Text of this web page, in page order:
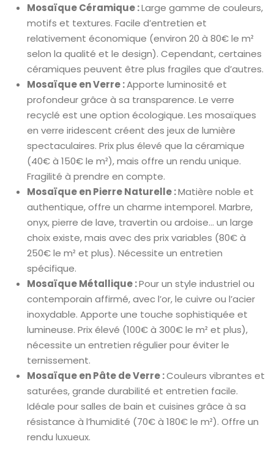
Mosaïque Céramique :Large gamme de couleurs,
motifs et textures. Facile d’entretien et
relativement économique (environ 20 à 80€ le m²
selon la qualité et le design). Cependant, certaines
céramiques peuvent être plus fragiles que d’autres.
Mosaïque en Verre :Apporte luminosité et
profondeur grâce à sa transparence. Le verre
recyclé est une option écologique. Les mosaïques
en verre iridescent créent des jeux de lumière
spectaculaires. Prix plus élevé que la céramique
(40€ à 150€ le m²), mais offre un rendu unique.
Fragilité à prendre en compte.
Mosaïque en Pierre Naturelle :Matière noble et
authentique, offre un charme intemporel. Marbre,
onyx, pierre de lave, travertin ou ardoise… un large
choix existe, mais avec des prix variables (80€ à
250€ le m² et plus). Nécessite un entretien
spécifique.
Mosaïque Métallique :Pour un style industriel ou
contemporain affirmé, avec l’or, le cuivre ou l’acier
inoxydable. Apporte une touche sophistiquée et
lumineuse. Prix élevé (100€ à 300€ le m² et plus),
nécessite un entretien régulier pour éviter le
ternissement.
Mosaïque en Pâte de Verre :Couleurs vibrantes et
saturées, grande durabilité et entretien facile.
Idéale pour salles de bain et cuisines grâce à sa
résistance à l’humidité (70€ à 180€ le m²). Offre un
rendu luxueux.